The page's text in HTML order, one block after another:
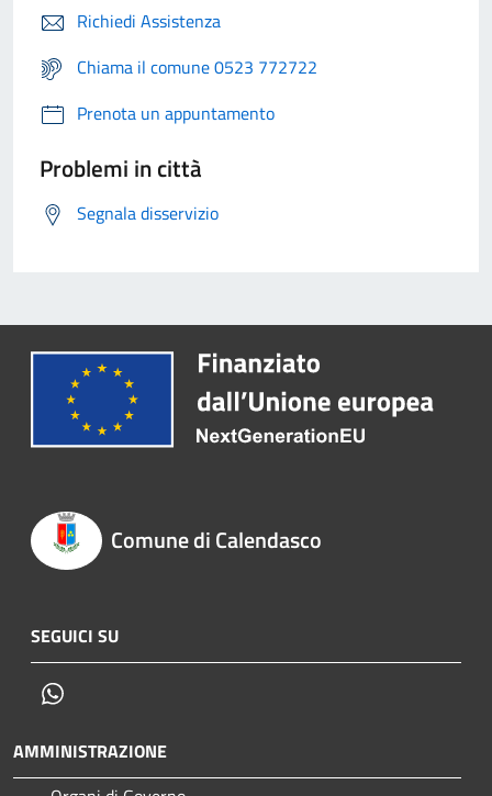
Richiedi Assistenza
Chiama il comune 0523 772722
Prenota un appuntamento
Problemi in città
Segnala disservizio
Comune di Calendasco
SEGUICI SU
AMMINISTRAZIONE